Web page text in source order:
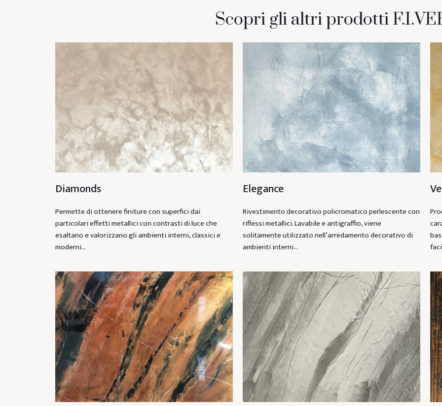
Scopri gli altri prodotti
Diamonds
Permette di ottenere finiture con superfici dai
particolari effetti metallici con contrasti di luce che
esaltano e valorizzano gli ambienti interni, classici e
moderni…
Elegance
Rivestimento decorativo policromatico perlescente con
riflessi metallici. Lavabile e antigraffio, viene
solitamente utilizzato nell’arredamento decorativo di
ambienti interni…